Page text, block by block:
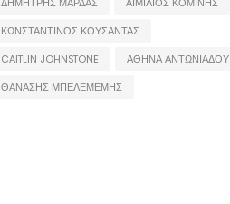
ΚΩΝΣΤΑΝΤΙΝΟΣ ΚΟΥΣΑΝΤΑΣ
CAITLIN JOHNSTONE
ΑΘΗΝΑ ΑΝΤΩΝΙΑΔΟΥ
ΘΑΝΑΣΗΣ ΜΠΕΛΕΜΕΜΗΣ